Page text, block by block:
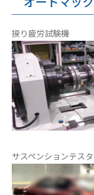
捩り疲労試験機
サスペンションテス